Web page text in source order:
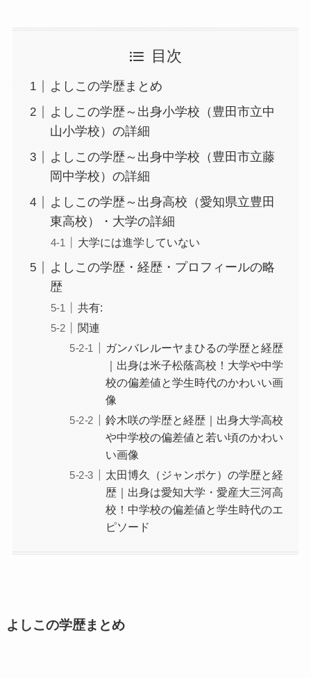
目次
よしこの学歴まとめ
よしこの学歴～出身小学校（豊田市立中
山小学校）の詳細
よしこの学歴～出身中学校（豊田市立藤
岡中学校）の詳細
よしこの学歴～出身高校（愛知県立豊田
東高校）・大学の詳細
大学には進学していない
よしこの学歴・経歴・プロフィールの略
歴
共有:
関連
ガンバレルーヤまひるの学歴と経歴
｜出身は米子松蔭高校！大学や中学
校の偏差値と学生時代のかわいい画
像
鈴木咲の学歴と経歴｜出身大学高校
や中学校の偏差値と若い頃のかわい
い画像
太田博久（ジャンポケ）の学歴と経
歴｜出身は愛知大学・愛産大三河高
校！中学校の偏差値と学生時代のエ
ピソード
よしこの学歴まとめ